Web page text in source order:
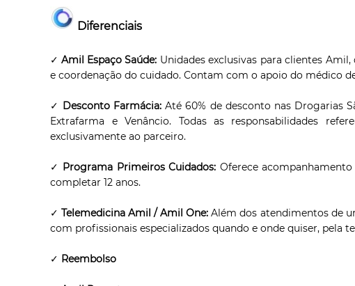
Diferenciais
✓Amil Espaço Saúde: Unidades exclusivas para clientes
e coordenação do cuidado. Contam com o apoio do médico
✓ Desconto Farmácia:Até 60% de desconto nas Drogarias
Extrafarma e Venâncio. Todas as responsabilidades
exclusivamente ao parceiro.
✓ Programa Primeiros Cuidados: Oferece
completar 12 anos.
✓Telemedicina Amil / Amil One:Além dos atendimentos de
com profissionais especializados quando e onde quiser, pela
✓ Reembolso